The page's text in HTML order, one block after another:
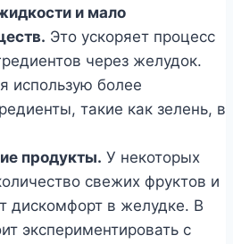
и мало
Это ускоряет процесс
через желудок.
использую более
такие как зелень, в
продукты. У некоторых
свежих фруктов и
дискомфорт в желудке. В
экспериментировать с